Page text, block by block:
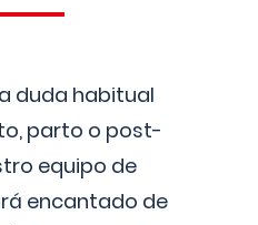
duda habitual
parto o post-
equipo de
encantado de